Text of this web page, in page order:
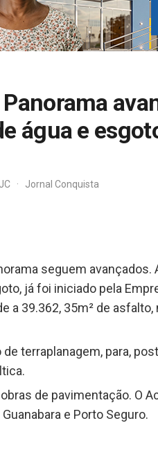
água e
· Jornal Conquista
seguem avançados.
já foi iniciado pela
a 39.362, 35m² de
terraplanagem, para,
de pavimentação. O
e Porto Seguro.